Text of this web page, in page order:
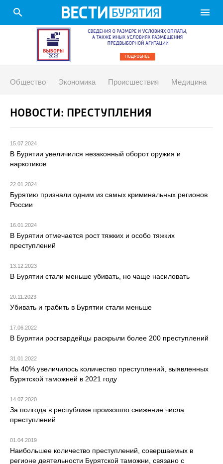
search menu
Общество Экономика Происшествия Медицина
НОВОСТИ: ПРЕСТУПЛЕНИЯ
15.07.2024
В Бурятии увеличился незаконный оборот оружия и
наркотиков
22.01.2024
Бурятию признали одним из самых криминальных регионов
России
16.01.2024
В Бурятии отмечается рост тяжких и особо тяжких
преступлений
13.12.2023
В Бурятии стали меньше убивать, но чаще насиловать
20.11.2023
Убивать и грабить в Бурятии стали меньше
17.06.2022
В Бурятии росгвардейцы раскрыли более 200 преступлений
31.01.2022
На 40% увеличилось количество преступлений, выявленных
Бурятской таможней в 2021 году
14.07.2020
За полгода в республике произошло снижение числа
преступлений
01.04.2019
Наибольшее количество преступлений, совершаемых в
регионе деятельности Бурятской таможни, связано с